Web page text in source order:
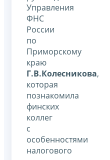
Управления
ФНС
России
по
Приморскому
краю
Г.В.Колесникова,
которая
познакомила
финских
коллег
с
особенностями
налогового